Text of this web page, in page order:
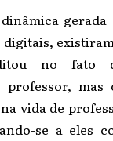
gerada
digitais,
no fato
professor, mas
vida de
se a eles